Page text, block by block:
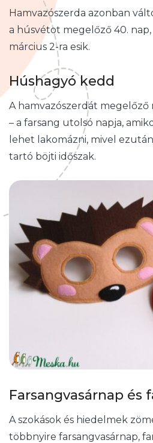
Hamvazószerda azonban
a húsvétot megelőző 40.
március 2-ra esik.
Húshagyó kedd
A hamvazószerdát megelőző
– a farsang utolsó napja,
lehet lakomázni, mivel
tartó böjti időszak.
Farsangvasárnap és
A szokások és hiedelmek
többnyire farsangvasárnap,